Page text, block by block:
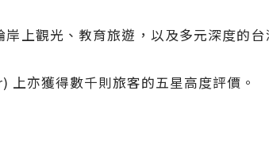
上觀光、教育旅遊，以及多元深度的台
亦獲得數千則旅客的五星高度評價。